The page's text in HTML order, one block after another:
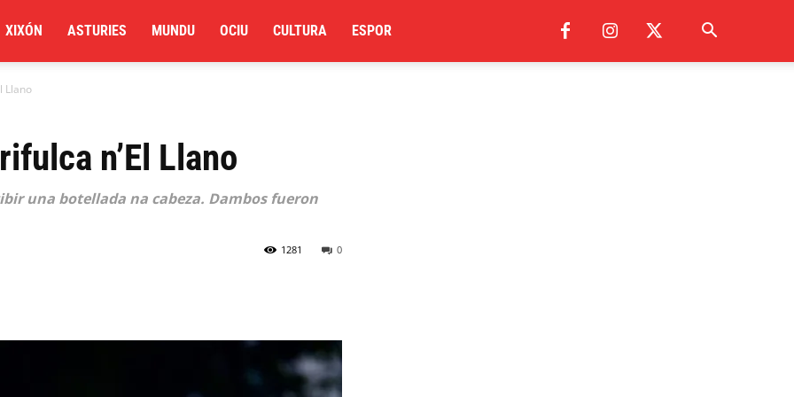
XIXÓN ASTURIES MUNDU OCIU CULTURA ESPOR
Llano
n’El Llano
una botellada na cabeza. Dambos fueron
0
1281